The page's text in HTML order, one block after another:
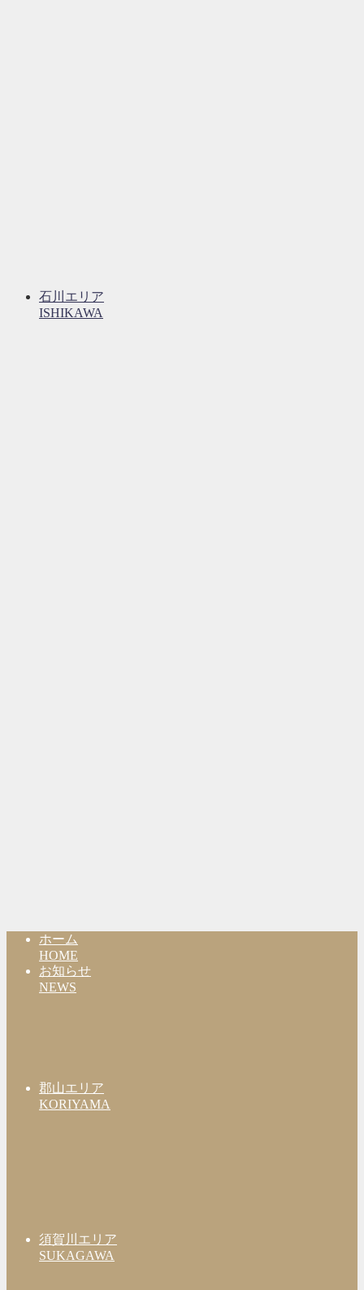
石川エリア
ISHIKAWA
ホーム
HOME
お知らせ
NEWS
郡山エリア
KORIYAMA
須賀川エリア
SUKAGAWA